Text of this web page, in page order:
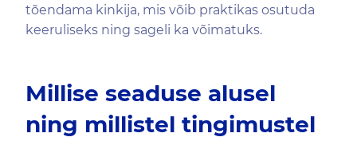
tõendama kinkija, mis võib praktikas osutuda
keeruliseks ning sageli ka võimatuks.
Millise seaduse alusel
ning millistel tingimustel